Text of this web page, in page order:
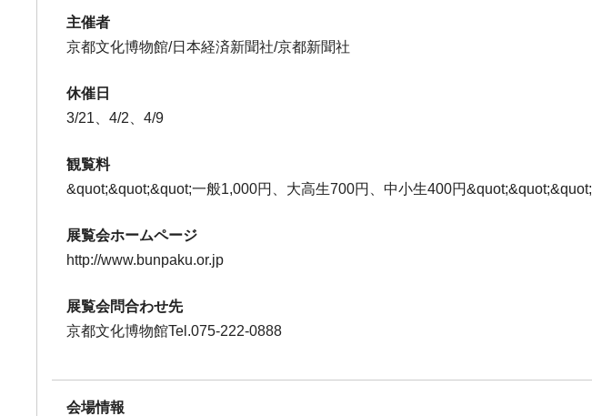
主催者
京都文化博物館/日本経済新聞社/京都新聞社
休催日
3/21、4/2、4/9
観覧料
&quot;&quot;&quot;一般1,000円、大高生700円、中小生400円&quot;&quot;&quot;
展覧会ホームページ
http://www.bunpaku.or.jp
展覧会問合わせ先
京都文化博物館Tel.075-222-0888
会場情報